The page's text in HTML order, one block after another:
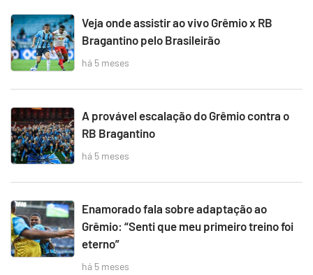
Veja onde assistir ao vivo Grêmio x RB
Bragantino pelo Brasileirão
há 5 meses
A provável escalação do Grêmio contra o
RB Bragantino
há 5 meses
Enamorado fala sobre adaptação ao
Grêmio: “Senti que meu primeiro treino foi
eterno”
há 5 meses